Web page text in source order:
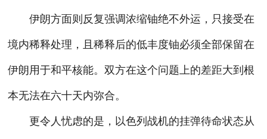
伊朗方面则反复强调浓缩铀绝不外运，只接受在
境内稀释处理，且稀释后的低丰度铀必须全部保留在
伊朗用于和平核能。双方在这个问题上的差距大到根
本无法在六十天内弥合。
更令人忧虑的是，以色列战机的挂弹待命状态从